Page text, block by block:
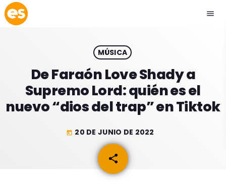
menu
EMISIÓN LA PAZ
play_arrow EMISIÓN COCHABAMBA
MÚSICA
De Faraón Love Shady a
Supremo Lord: quién es el
nuevo “dios del trap” en Tiktok
today 20 DE JUNIO DE 2022
share
email